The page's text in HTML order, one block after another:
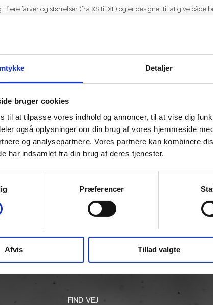
Detaljer
bruger cookies
til at tilpasse vores indhold og annoncer, til at vise dig
også oplysninger om din brug af vores hjemmeside
og analysepartnere. Vores partnere kan kombinere
har indsamlet fra din brug af deres tjenester.
Præferencer
Afvis Tillad valgte
farver og størrelser (fra XS til XL) og er designet til at give både
Wulf Speedway Dragt Blå
Børn/Junior 5-6 år
Wulf
Hinged
FIND VEJ